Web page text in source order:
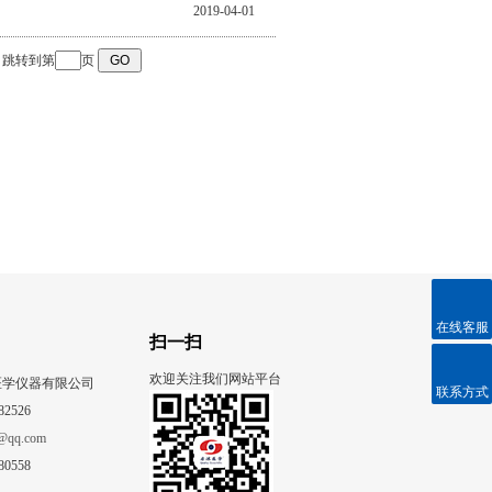
2019-04-01
转到第 页
扫一扫
欢迎关注我们网站平台
仪器有限公司
在线客服
联系方式